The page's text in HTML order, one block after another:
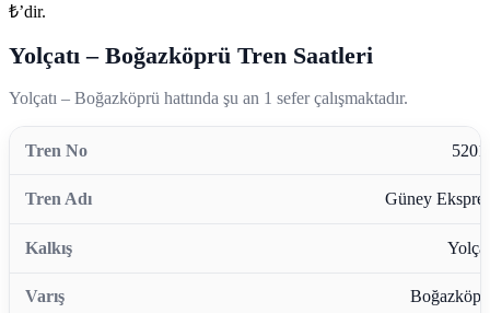
₺’dir.
Yolçatı – Boğazköprü Tren Saatleri
Yolçatı – Boğazköprü hattında şu an 1 sefer çalışmaktadır.
Güney